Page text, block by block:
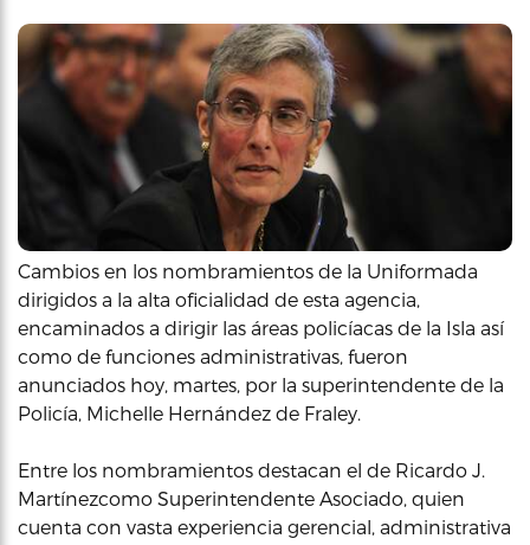
Cambios en los nombramientos de la Uniformada
dirigidos a la alta oficialidad de esta agencia,
encaminados a dirigir las áreas policíacas de la Isla así
como de funciones administrativas, fueron
anunciados hoy, martes, por la superintendente de la
Policía, Michelle Hernández de Fraley.
Entre los nombramientos destacan el de Ricardo J.
Martínezcomo Superintendente Asociado, quien
cuenta con vasta experiencia gerencial, administrativa